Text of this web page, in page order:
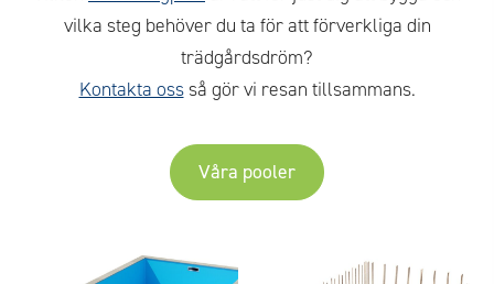
vilka steg behöver du ta för att förverkliga din
trädgårdsdröm?
Kontakta ossså gör vi resan tillsammans.
Våra pooler